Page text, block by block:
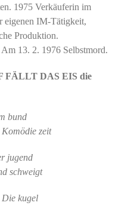
1975 Verkäuferin im
eigenen IM-Tätigkeit,
Produktion.
13. 2. 1976 Selbstmord.
FÄLLT DAS EIS die
bund
zeit
jugend
schweigt
kugel